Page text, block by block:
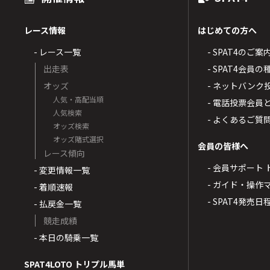
レース情報
- レース一覧
出走表
オッズ
人気・高配当順
人気検索
オッズ検索
オッズ賭式選択
レース傾向
- 変更情報一覧
- 着順速報
- 払戻金一覧
競走成績
- 本日の騎乗一覧
SPAT4LOTO トリプル馬単
はじめての方へ
- SPAT4のご案
- SPAT4会員の
- ネットバンク
- 電話投票会員
- よくあるご質
会員の皆様へ
- 会員サポート
- ガイド・操作
- SPAT4発売日